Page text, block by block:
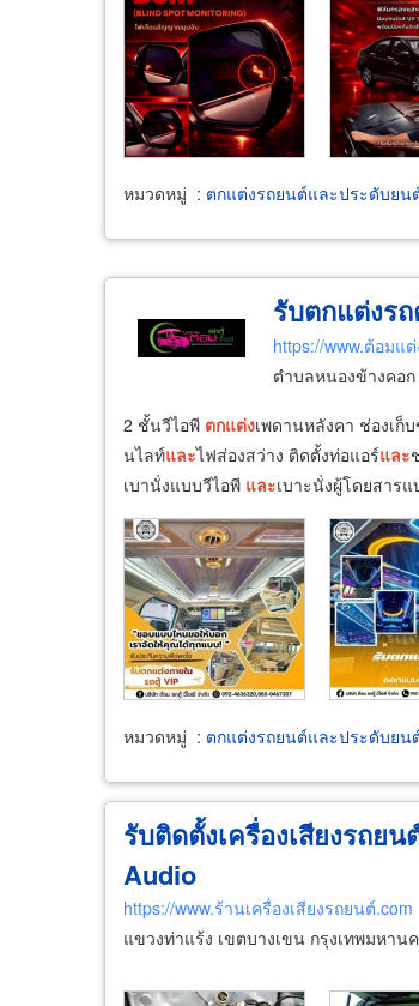
หมวดหมู่ : ตกแต่งรถยนต์และประดับยน
รับตกแต่งร
https://www.ต้อมแ
ตำบลหนองข้างคอก
2 ชั้นวีไอพี ตกแต่งเพดานหลังคา ช่องเก็
นไลท์และไฟส่องสว่าง ติดตั้งท่อแอร์และ
เบานั่งแบบวีไอพี และเบาะนั่งผู้โดยสาร
หมวดหมู่ : ตกแต่งรถยนต์และประดับยน
รับติดตั้งเครื่องเสียงรถย
Audio
https://www.ร้านเครื่องเสียงรถยนต์.com
แขวงท่าแร้ง เขตบางเขน กรุงเทพมหาน